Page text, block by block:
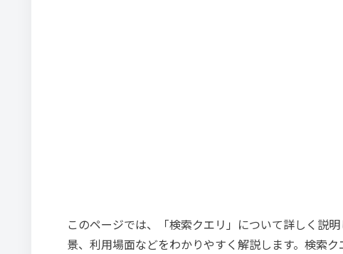
このページでは、「検索クエリ」について詳しく説
景、利用場面などをわかりやすく解説します。検索